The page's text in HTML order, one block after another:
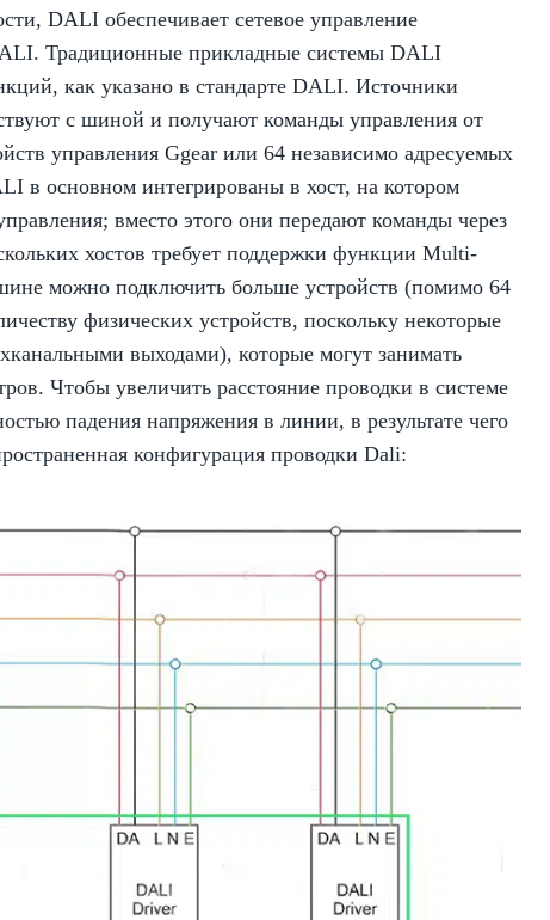
DALI обеспечивает сетевое управление
Традиционные прикладные системы DALI
как указано в стандарте DALI. Источники
с шиной и получают команды управления от
управления Ggear или 64 независимо адресуемых
в основном интегрированы в хост, на котором
вместо этого они передают команды через
хостов требует поддержки функции Multi-
можно подключить больше устройств (помимо 64
физических устройств, поскольку некоторые
выходами), которые могут занимать
Чтобы увеличить расстояние проводки в системе
падения напряжения в линии, в результате чего
конфигурация проводки Dali: